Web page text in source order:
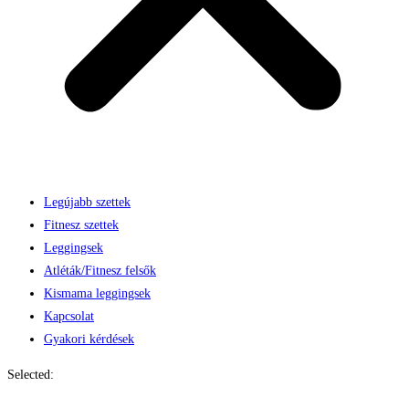
Legújabb szettek
Fitnesz szettek
Leggingsek
Atléták/Fitnesz felsők
Kismama leggingsek
Kapcsolat
Gyakori kérdések
Selected: